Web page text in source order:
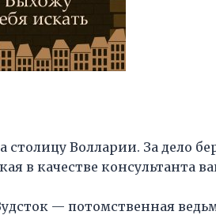
столицу Волларии. За дело
в качестве консультанта
— потомственная